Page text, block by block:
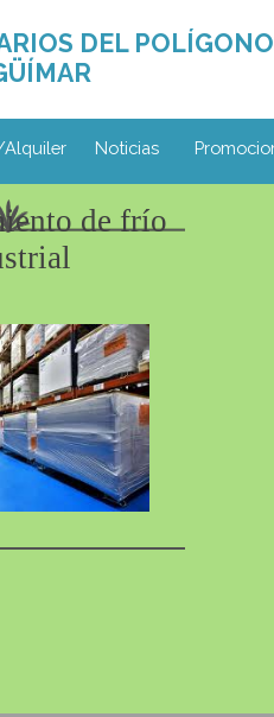
DEL POLÍGONO
▼ Noticias
de frío